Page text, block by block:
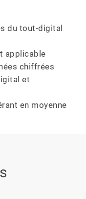
du tout-digital
applicable
chiffrées
et
en moyenne